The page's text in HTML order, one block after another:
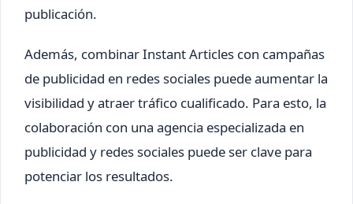
publicación.
Además, combinar Instant Articles con campañas
de publicidad en redes sociales puede aumentar la
visibilidad y atraer tráfico cualificado. Para esto, la
colaboración con una agencia especializada en
publicidad y redes sociales puede ser clave para
potenciar los resultados.